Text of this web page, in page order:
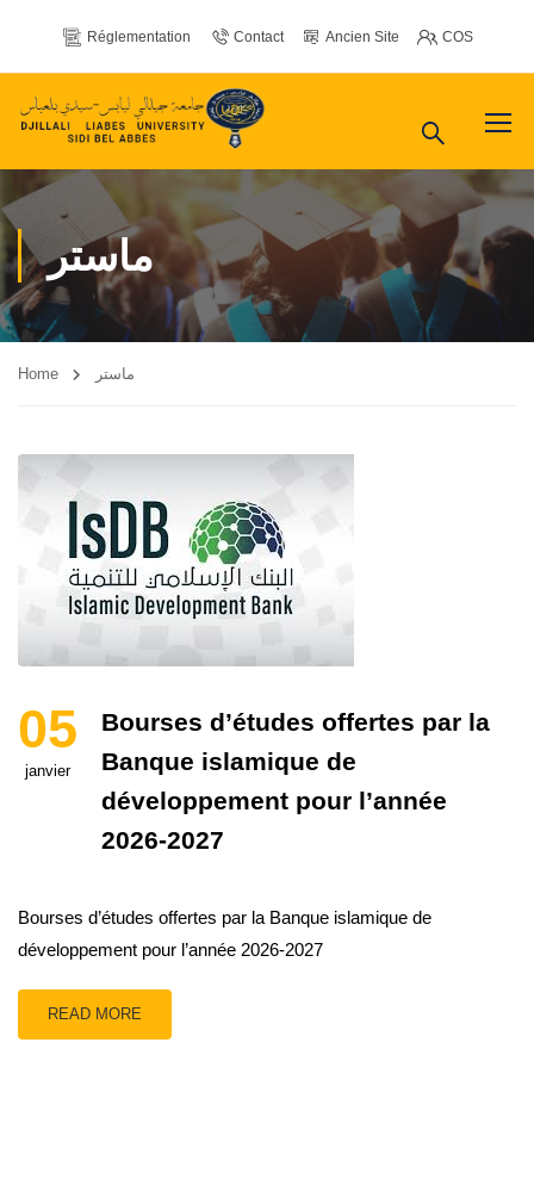
Réglementation Contact Ancien Site COS
ماستر
Home ماستر
05
janvier
Bourses d’études offertes par la
Banque islamique de
développement pour l’année
2026-2027
Bourses d’études offertes par la Banque islamique de
développement pour l’année 2026-2027
READ MORE